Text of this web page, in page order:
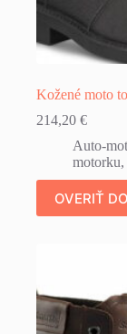
Kožené moto
214,20 €
Auto-
motorku,
OVERIŤ